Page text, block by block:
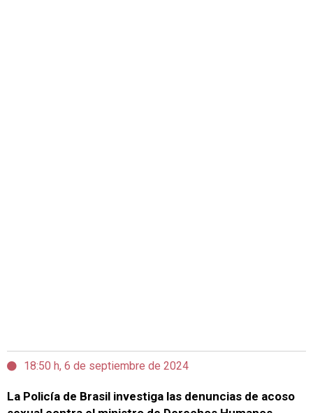
18:50 h, 6 de septiembre de 2024
La Policía de Brasil investiga las denuncias de acoso